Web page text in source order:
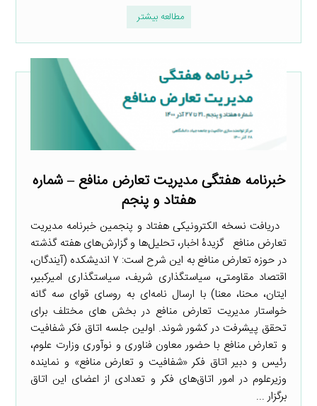
مطالعه بیشتر
خبرنامه هفتگی مدیریت تعارض منافع – شماره
هفتاد و پنجم
دریافت نسخه الکترونیکی هفتاد و پنجمین خبرنامه مدیریت
تعارض منافع گزیدۀ اخبار، تحلیل‌ها و گزارش‌های هفته گذشته
در حوزه تعارض منافع به این شرح است: ۷ اندیشکده (آیندگان،
اقتصاد مقاومتی، سیاستگذاری شریف، سیاستگذاری امیرکبیر،
ایتان، محنا، معنا) با ارسال نامه‌ای به روسای قوای سه گانه
خواستار مدیریت تعارض منافع در بخش های مختلف برای
تحقق پیشرفت در کشور شوند. اولین جلسه اتاق فکر شفافیت
و تعارض منافع با حضور معاون فناوری و نوآوری وزارت علوم،
رئیس و دبیر اتاق فکر «شفافیت و تعارض منافع» و نماینده
وزیرعلوم در امور اتاق‌های فکر و تعدادی از اعضای این اتاق
برگزار ...